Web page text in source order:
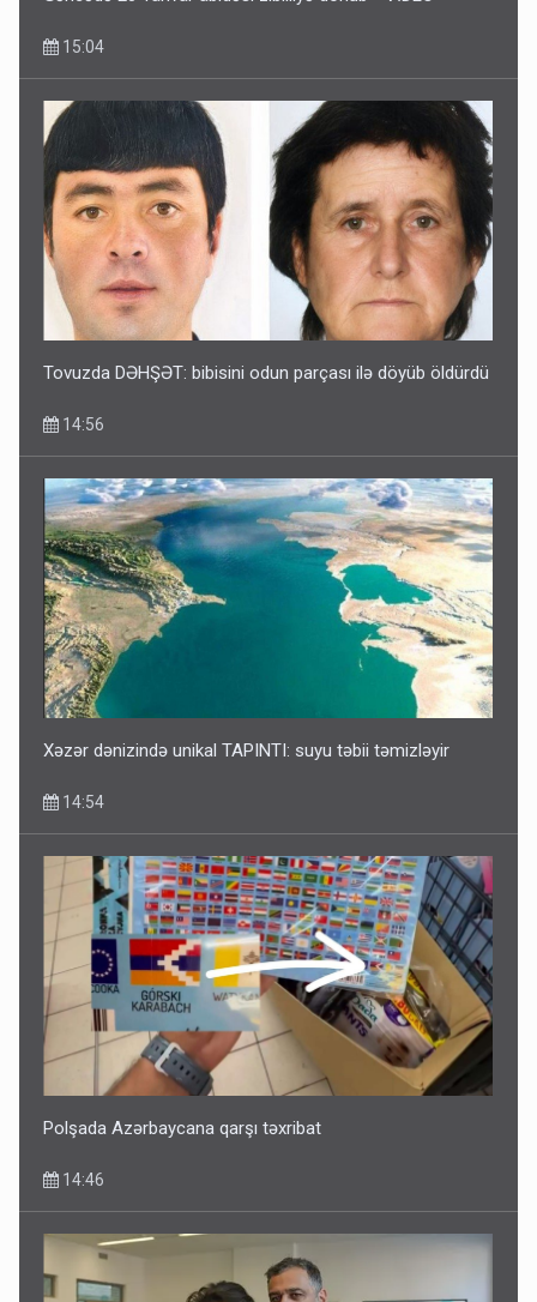
15:04
Tovuzda DƏHŞƏT: bibisini odun parçası ilə döyüb öldürdü
14:56
Xəzər dənizində unikal TAPINTI: suyu təbii təmizləyir
14:54
Polşada Azərbaycana qarşı təxribat
14:46